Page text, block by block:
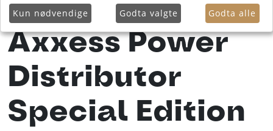
Axxess Power
Distributor
Special Edition
Kun nødvendige Godta valgte Godta alle